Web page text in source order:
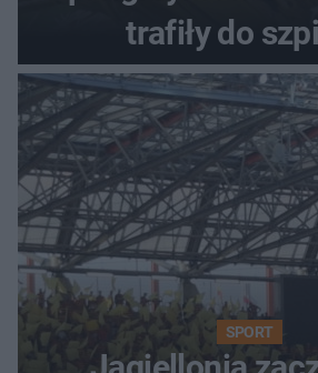
trafiły do
SPORT